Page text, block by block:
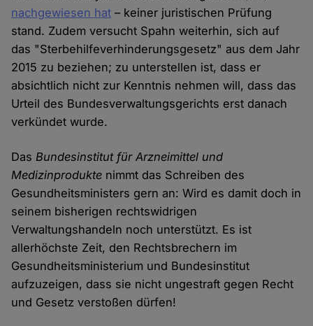
nachgewiesen hat – keiner juristischen Prüfung
stand. Zudem versucht Spahn weiterhin, sich auf
das "Sterbehilfeverhinderungsgesetz" aus dem Jahr
2015 zu beziehen; zu unterstellen ist, dass er
absichtlich nicht zur Kenntnis nehmen will, dass das
Urteil des Bundesverwaltungsgerichts erst danach
verkündet wurde.
DasBundesinstitut für Arzneimittel und
Medizinprodukte nimmt das Schreiben des
Gesundheitsministers gern an: Wird es damit doch in
seinem bisherigen rechtswidrigen
Verwaltungshandeln noch unterstützt. Es ist
allerhöchste Zeit, den Rechtsbrechern im
Gesundheitsministerium und Bundesinstitut
aufzuzeigen, dass sie nicht ungestraft gegen Recht
und Gesetz verstoßen dürfen!